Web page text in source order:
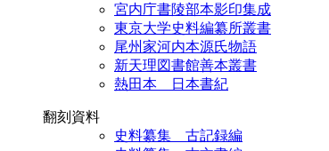
宮内庁書陵部本影印集成
東京大学史料編纂所叢書
尾州家河内本源氏物語
新天理図書館善本叢書
熱田本 日本書紀
翻刻資料
史料纂集 古記録編